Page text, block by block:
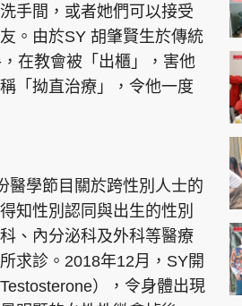
手間，或者她們可以接受
。由於SY 胡肇賢生於傳統
在教會被「出櫃」，害他
「拗直治療」，令他一度
醫學節目關於跨性別人士的
知性別認同與出生的性別
、內分泌科及外科等醫療
求診。2018年12月，SY開
），令身體出現